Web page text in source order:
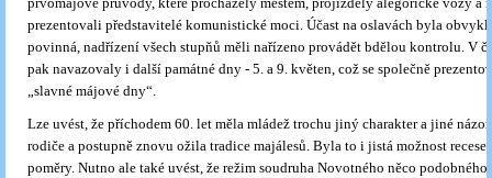
prezentovali představitelé komunistické moci. Účast na oslavách byla
povinná, nadřízení všech stupňů měli nařízeno provádět bdělou kontrolu. V
pak navazovaly i další památné dny - 5. a 9. květen, což se společně
„slavné májové dny“.
Lze uvést, že příchodem 60. let měla mládež trochu jiný charakter a jiné
rodiče a postupně znovu ožila tradice majálesů. Byla to i jistá možnost
poměry. Nutno ale také uvést, že režim soudruha Novotného něco